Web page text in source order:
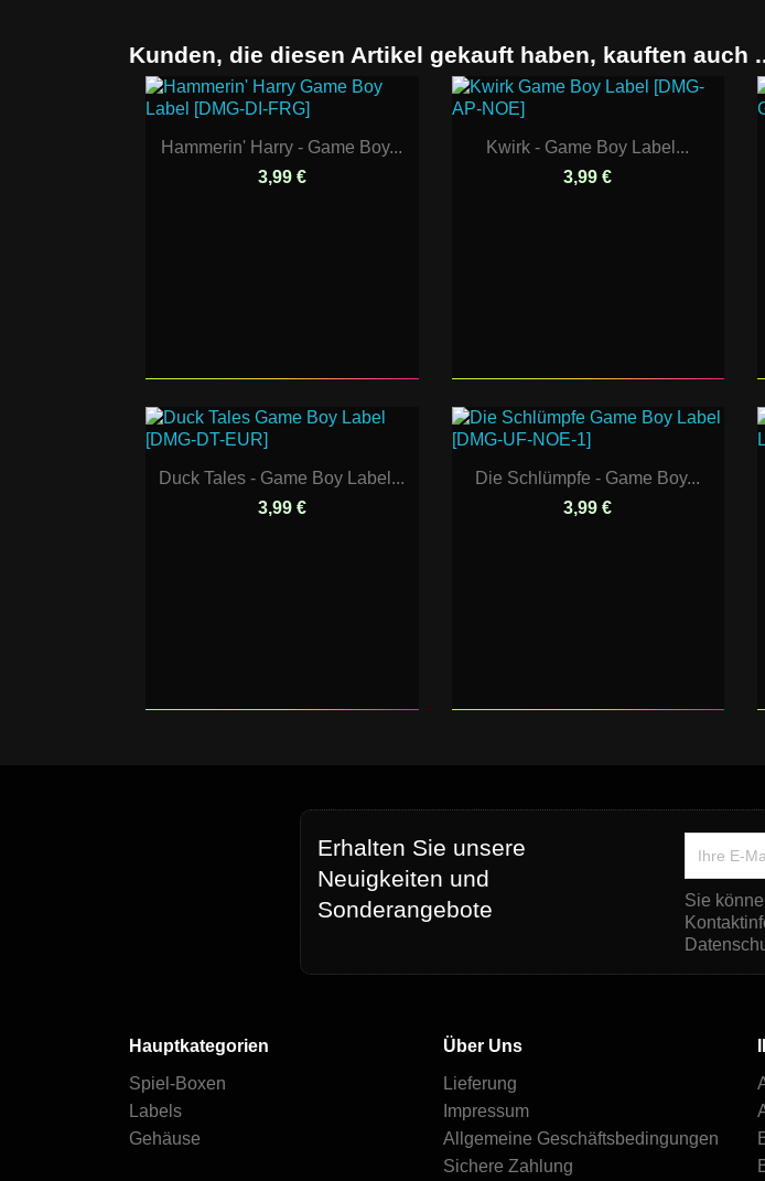
Kunden, die diesen Artikel gekauft haben, kauften auch
Hammerin' Harry - Game Boy...
3,99 €
Kwirk - Game Boy Label...
3,99 €
Duck Tales - Game Boy Label...
3,99 €
Die Schlümpfe - Game Boy...
3,99 €
Erhalten Sie unsere
Neuigkeiten und
Sonderangebote
Sie
Hauptkategorien
Spiel-Boxen
Labels
Gehäuse
Über Uns
Lieferung
Impressum
Allgemeine Geschäftsbedingungen
Sichere Zahlung